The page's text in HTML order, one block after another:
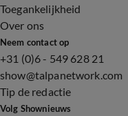
Toegankelijkheid
Over ons
Neem contact op
+31 (0)6 - 549 628 21
show@talpanetwork.com
Tip de redactie
Volg Shownieuws